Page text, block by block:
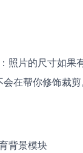
照片的尺寸如果
在帮你修饰裁剪
背景模块